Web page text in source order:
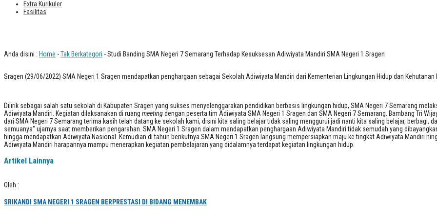
Extra Kurikuler
Fasilitas
Anda disini : Home -Tak Berkategori - Studi Banding SMA Negeri 7 Semarang Terhadap Kesuksesan Adiwiyata Mandiri SMA Negeri 1 Sragen
Sragen (29/06/2022) SMA Negeri 1 Sragen mendapatkan penghargaan sebagai Sekolah Adiwiyata Mandiri dari Kementerian Lingkungan Hidup dan
Dilirik sebagai salah satu sekolah di Kabupaten Sragen yang sukses menyelenggarakan pendidikan berbasis lingkungan hidup, SMA Negeri 7 Semarang
Adiwiyata Mandiri. Kegiatan dilaksanakan di ruang meetingdengan peserta tim Adiwiyata SMA Negeri 1 Sragen dan SMA Negeri 7 Semarang. Bambang Tri
dari SMA Negeri 7 Semarang terima kasih telah datang ke sekolah kami, disini kita saling belajar tidak saling menggurui jadi nanti kita saling belajar, berbagi,
semuanya” ujarnya saat memberikan pengarahan. SMA Negeri 1 Sragen dalam mendapatkan penghargaan Adiwiyata Mandiri tidak semudah yang
hingga mendapatkan Adiwiyata Nasional. Kemudian di tahun berikutnya SMA Negeri 1 Sragen langsung mempersiapkan maju ke tingkat Adiwiyata Mandiri
Adiwiyata Mandiri harapannya mampu menerapkan kegiatan pembelajaran yang didalamnya terdapat kegiatan lingkungan hidup.
Artikel Lainnya
Oleh :
SRIKANDI SMA NEGERI 1 SRAGEN BERPRESTASI DI BIDANG MENEMBAK